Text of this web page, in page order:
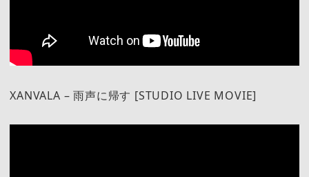
XANVALA – 雨声に帰す [STUDIO LIVE MOVIE]